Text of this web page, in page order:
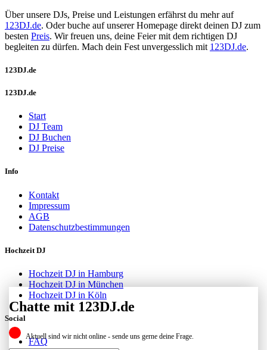
Über unsere DJs, Preise und Leistungen erfährst du mehr auf
123DJ.de. Oder buche auf unserer Homepage direkt deinen DJ zum
besten Preis. Wir freuen uns, deine Feier mit dem richtigen DJ
begleiten zu dürfen. Mach dein Fest unvergesslich mit 123DJ.de.
123DJ.de
123DJ.de
Start
DJ Team
DJ Buchen
DJ Preise
Info
Kontakt
Impressum
AGB
Datenschutzbestimmungen
Hochzeit DJ
Hochzeit DJ in Hamburg
Hochzeit DJ in München
Hochzeit DJ in Köln
Social
FAQ
Chatte mit 123DJ.de
Aktuell sind wir nicht online - sende uns gerne deine Frage.